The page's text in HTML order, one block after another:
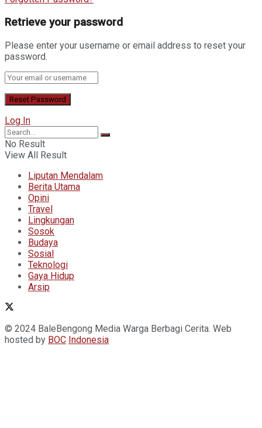
Retrieve your password
Please enter your username or email address to reset your
password.
Log In
No Result
View All Result
Liputan Mendalam
Berita Utama
Opini
Travel
Lingkungan
Sosok
Budaya
Sosial
Teknologi
Gaya Hidup
Arsip
© 2024 BaleBengong Media Warga Berbagi Cerita. Web
hosted by BOC Indonesia